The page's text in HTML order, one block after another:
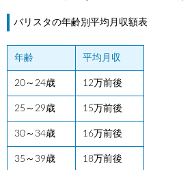
バリスタの年齢別平均月収額表
年齢 平均月収
20～24歳 12万前後
25～29歳 15万前後
30～34歳 16万前後
35～39歳 18万前後